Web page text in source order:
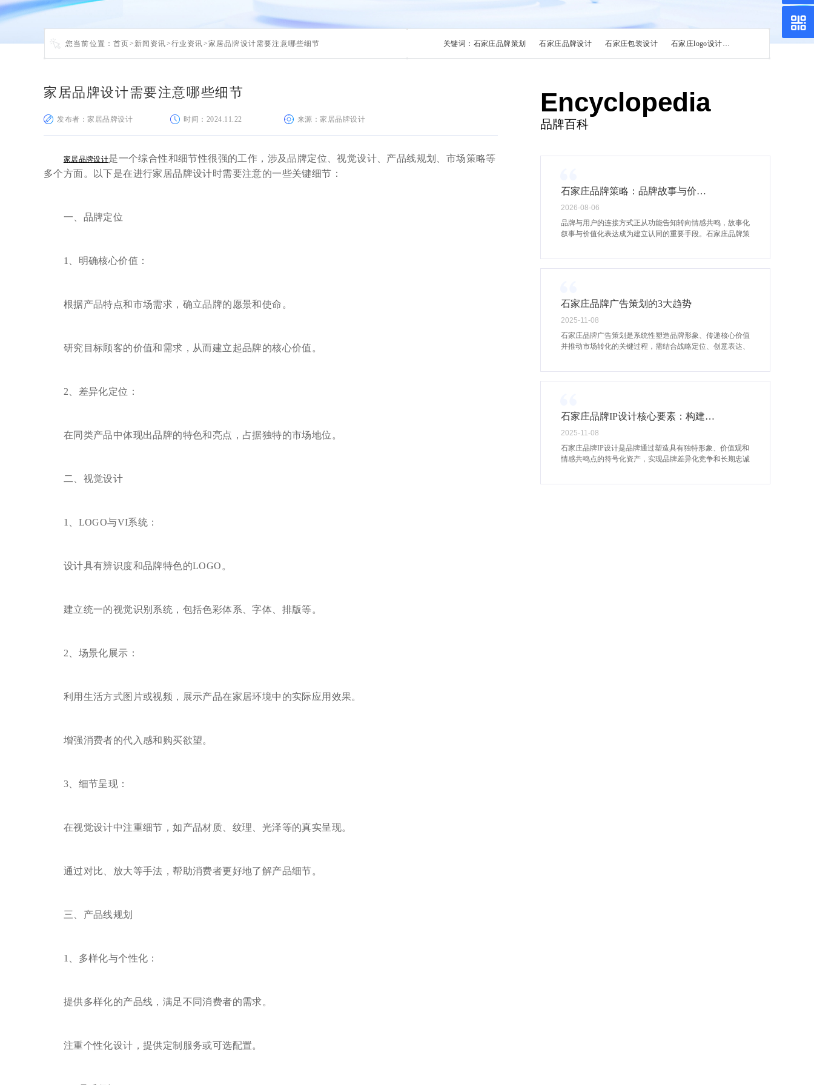
您当前位置：首页> 新闻资讯>行业资讯>家居品牌设计需要注意哪些细节 关键词： 石家庄品牌策划 石家庄品牌设计 石家庄包装设计 石家庄logo设计 石家庄vi设计 石家
家居品牌设计需要注意哪些细节
发布者：家居品牌设计 时间：2024.11.22 来源：家居品牌设计
家居品牌设计是一个综合性和细节性很强的工作，涉及品牌定位、视觉设计、产品线规划、市场策略等
多个方面。以下是在进行家居品牌设计时需要注意的一些关键细节：
一、品牌定位
1、明确核心价值：
根据产品特点和市场需求，确立品牌的愿景和使命。
研究目标顾客的价值和需求，从而建立起品牌的核心价值。
2、差异化定位：
在同类产品中体现出品牌的特色和亮点，占据独特的市场地位。
二、视觉设计
1、LOGO与VI系统：
设计具有辨识度和品牌特色的LOGO。
建立统一的视觉识别系统，包括色彩体系、字体、排版等。
2、场景化展示：
利用生活方式图片或视频，展示产品在家居环境中的实际应用效果。
增强消费者的代入感和购买欲望。
3、细节呈现：
在视觉设计中注重细节，如产品材质、纹理、光泽等的真实呈现。
通过对比、放大等手法，帮助消费者更好地了解产品细节。
三、产品线规划
1、多样化与个性化：
提供多样化的产品线，满足不同消费者的需求。
注重个性化设计，提供定制服务或可选配置。
Encyclopedia
品牌百科
石家庄品牌策略：品牌故事与价值文案的情感认同构建
2026-08-06
品牌与用户的连接方式正从功能告知转向情感共鸣，故事化
叙事与价值化表达成为建立认同的重要手段。石家庄品牌策
成"这个品牌理解我"的心理映射。
石家庄品牌广告策划的3大趋势
2025-11-08
石家庄品牌广告策划是系统性塑造品牌形象、传递核心价值
并推动市场转化的关键过程，需结合战略定位、创意表达、
石家庄品牌IP设计核心要素：构建品牌识别度
2025-11-08
石家庄品牌IP设计是品牌通过塑造具有独特形象、价值观和
情感共鸣点的符号化资产，实现品牌差异化竞争和长期忠诚